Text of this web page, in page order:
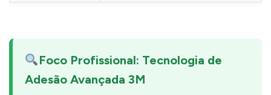
Foco Profissional: Tecnologia de
Adesão Avançada 3M